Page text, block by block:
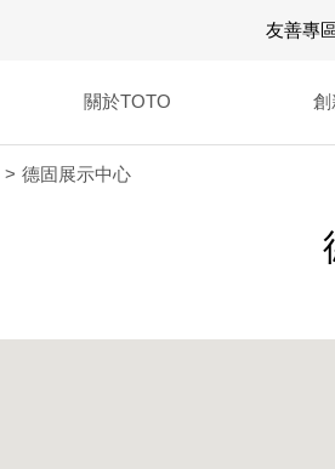
友善專
關於TOTO 創
德固展示中心